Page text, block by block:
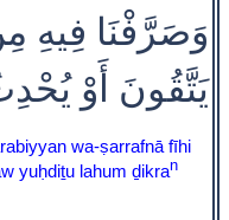
وَصَرَّفْنَا فِيهِ
يَتَّقُونَ أَوْ
wa-ṣarrafnā fīhi
yuḥdiṯu lahum ḏikran